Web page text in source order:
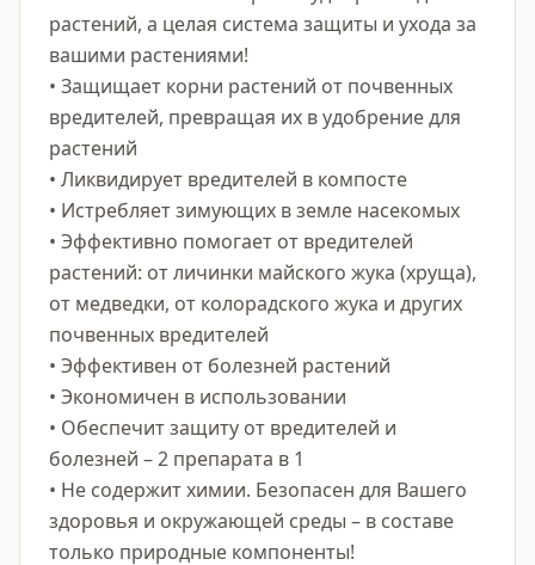
растений, а целая система защиты и ухода за
вашими растениями!
• Защищает корни растений от почвенных
вредителей, превращая их в удобрение для
растений
• Ликвидирует вредителей в компосте
• Истребляет зимующих в земле насекомых
• Эффективно помогает от вредителей
растений: от личинки майского жука (хруща),
от медведки, от колорадского жука и других
почвенных вредителей
• Эффективен от болезней растений
• Экономичен в использовании
• Обеспечит защиту от вредителей и
болезней – 2 препарата в 1
• Не содержит химии. Безопасен для Вашего
здоровья и окружающей среды – в составе
только природные компоненты!